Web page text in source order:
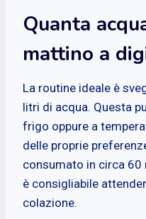
Quanta
mattino a
La routine ideale è
litri di acqua. Questa
frigo oppure a
delle proprie
consumato in circa 60
è consigliabile
colazione.